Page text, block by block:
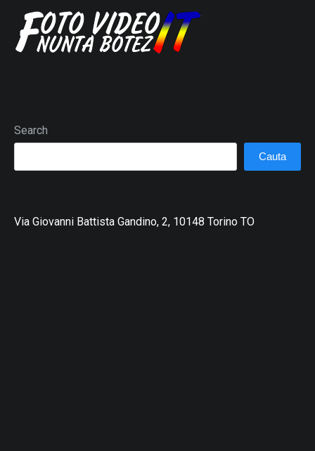
Search
Cauta
Via Giovanni Battista Gandino, 2, 10148 Torino TO